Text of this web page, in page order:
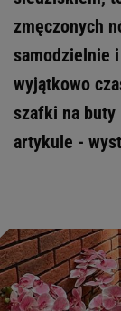
zmęczonych
samodzielnie
wyjątkowo
szafki na
artykule -